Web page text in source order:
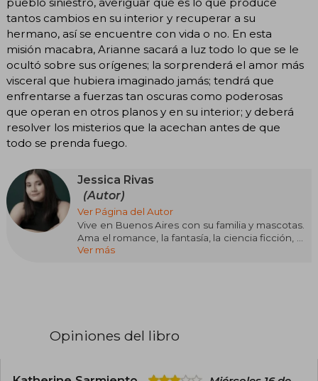
tantos cambios en su interior y recuperar a su
hermano, así se encuentre con vida o no. En esta
misión macabra, Arianne sacará a luz todo lo que se le
ocultó sobre sus orígenes; la sorprenderá el amor más
visceral que hubiera imaginado jamás; tendrá que
enfrentarse a fuerzas tan oscuras como poderosas
que operan en otros planos y en su interior; y deberá
resolver los misterios que la acechan antes de que
todo se prenda fuego.
Jessica Rivas
(Autor)
Ver Página del Autor
Vive en Buenos Aires con su familia y mascotas.
Ama el romance, la fantasía, la ciencia ficción, la
pizza y el chocolate.
Escribió múltiples historias en Wattpad donde,
y lágrimas a miles de lectores. Su trilogía
Ver más
Opiniones del libro